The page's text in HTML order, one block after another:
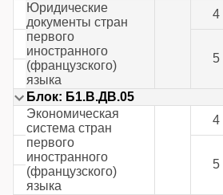
Юридические
документы стран
первого
иностранного
(французского)
языка
4
5
Блок: Б1.В.ДВ.05
Экономическая
система стран
первого
иностранного
(французского)
языка
4
5